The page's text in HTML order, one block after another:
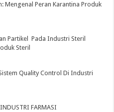
Mengenal Peran Karantina Produk
Partikel Pada Industri Steril
Steril
Quality Control Di Industri
FARMASI